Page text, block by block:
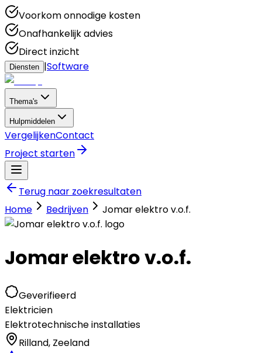
Voorkom onnodige kosten
Onafhankelijk advies
Direct inzicht
Diensten |Software
Thema's
Hulpmiddelen
VergelijkenContact
Project starten
Terug naar zoekresultaten
Home
Bedrijven Jomar elektro v.o.f.
Jomar elektro v.o.f.
Geverifieerd
Elektricien
Elektrotechnische installaties
Rilland, Zeeland